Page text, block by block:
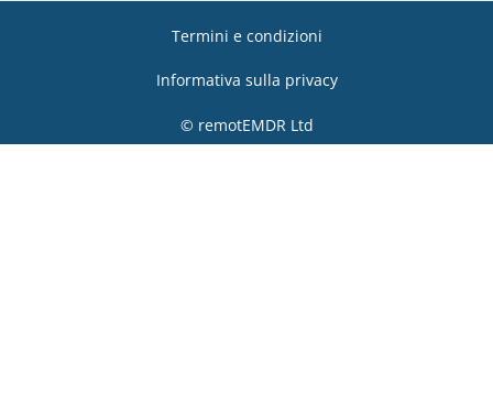
Termini e condizioni
Informativa sulla privacy
© remotEMDR Ltd